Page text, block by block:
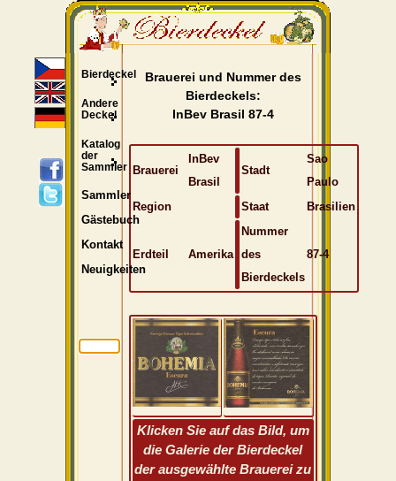
Brauerei und Nummer des
Bierdeckels:
InBev Brasil 87-4
Brauerei
InBev
Brasil
Stadt
Sao
Paulo
Region
Staat Brasilien
Erdteil Amerika
Nummer
des
Bierdeckels
87-4
Klicken Sie auf das Bild, um
die Galerie der Bierdeckel
der ausgewählte Brauerei zu
Bierdeckel
Andere
Deckel
Katalog
der
Sammler
Sammler
Gästebuch
Kontakt
Neuigkeiten